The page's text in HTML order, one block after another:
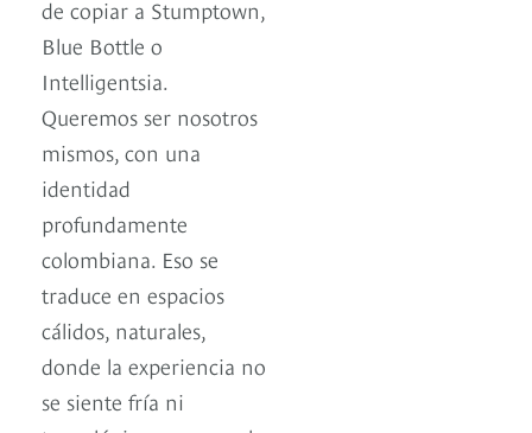
de copiar a Stumptown,
Blue Bottle o
Intelligentsia.
Queremos ser nosotros
mismos, con una
identidad
profundamente
colombiana. Eso se
traduce en espacios
cálidos, naturales,
donde la experiencia no
se siente fría ni